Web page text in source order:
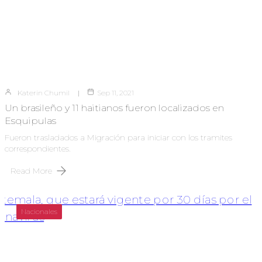
Katerin Chumil Sep 11, 2021
Un brasileño y 11 haitianos fueron localizados en
Esquipulas
Fueron trasladados a Migración para iniciar con los tramites
correspondientes.
Read More
Nacionales